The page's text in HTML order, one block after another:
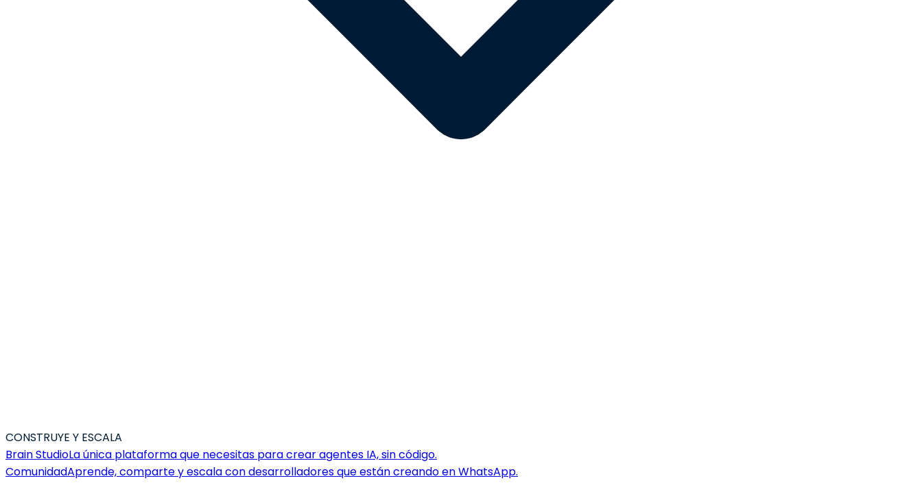
CONSTRUYE Y ESCALA
Brain StudioLa única plataforma que necesitas para crear agentes IA, sin código.
ComunidadAprende, comparte y escala con desarrolladores que están creando en WhatsApp.